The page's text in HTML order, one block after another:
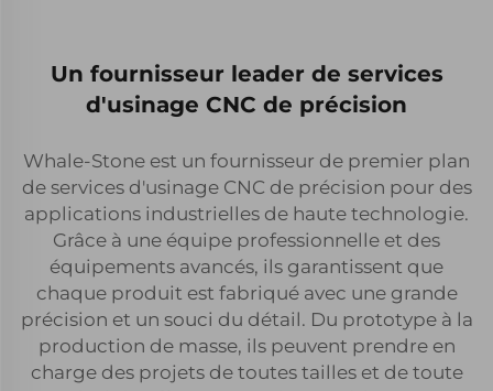
Un fournisseur leader de services
d'usinage CNC de précision
Whale-Stone est un fournisseur de premier plan
de services d'usinage CNC de précision pour des
applications industrielles de haute technologie.
Grâce à une équipe professionnelle et des
équipements avancés, ils garantissent que
chaque produit est fabriqué avec une grande
précision et un souci du détail. Du prototype à la
production de masse, ils peuvent prendre en
charge des projets de toutes tailles et de toute